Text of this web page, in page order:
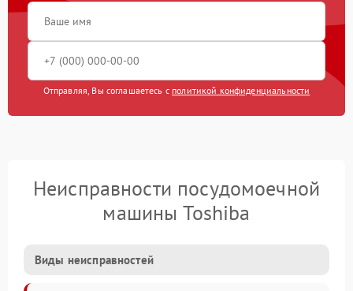
Отправляя, Вы соглашаетесь с политикой конфиденциальности
Неисправности посудомоечной
машины Toshiba
Виды неисправностей